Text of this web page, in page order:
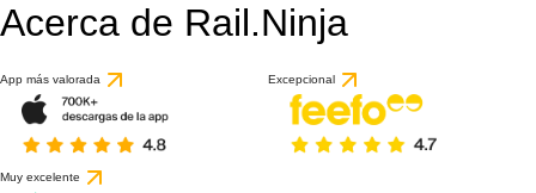
Acerca de Rail.Ninja
App más valorada Excepcional
Muy excelente